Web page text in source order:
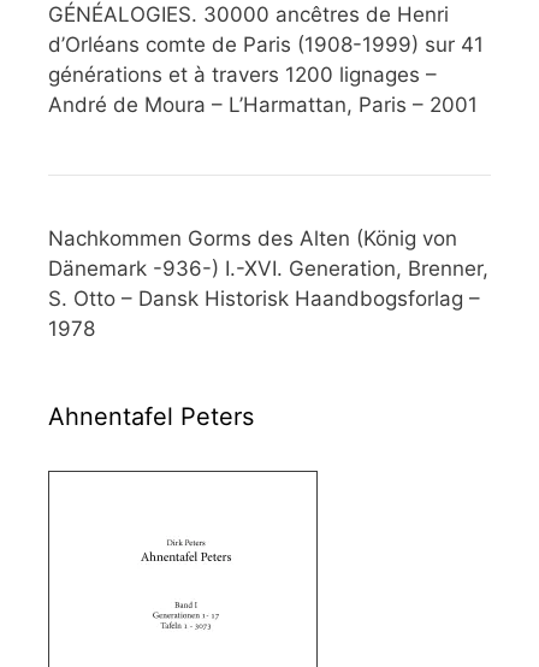
GÉNÉALOGIES. 30000 ancêtres de Henri
d’Orléans comte de Paris (1908-1999) sur 41
générations et à travers 1200 lignages –
André de Moura – L’Harmattan, Paris – 2001
Nachkommen Gorms des Alten (König von
Dänemark -936-) I.-XVI. Generation, Brenner,
S. Otto – Dansk Historisk Haandbogsforlag –
1978
Ahnentafel Peters